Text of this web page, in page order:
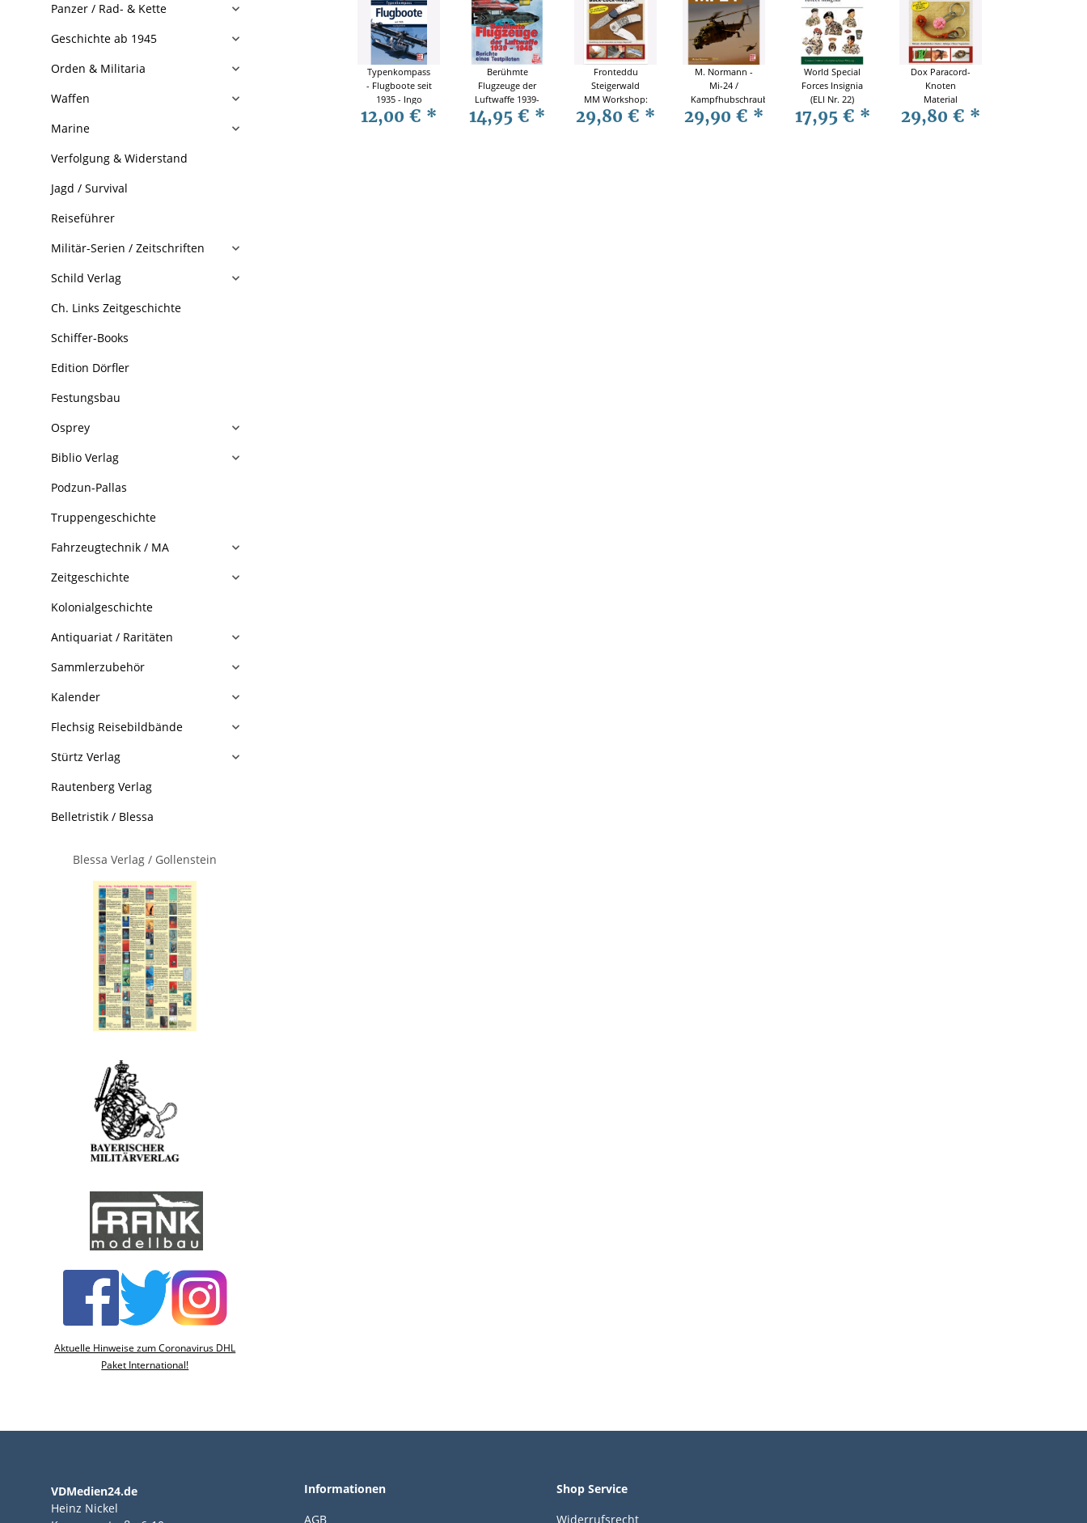
Typenkompass
- Flugboote seit
1935 - Ingo
Bauernfeind
12,00 € *
Berühmte
Flugzeuge der
Luftwaffe 1939-
1945 - Berichte
eines
14,95 € *
Fronteddu
Steigerwald
MM Workshop:
Back-Lock-
29,80 € *
M. Normann -
Mi-24 /
Kampfhubschrauber
Mil Mi-24
29,90 € *
World Special
Forces Insignia
(ELI Nr. 22)
Osprey Elite
17,95 € *
Dox Paracord-
Knoten
Material
Knüpftechniken
Knoten
29,80 € *
Panzer / Rad- & Kette
Geschichte ab 1945
Orden & Militaria
Waffen
Marine
Verfolgung & Widerstand
Jagd / Survival
Reiseführer
Militär-Serien / Zeitschriften
Schild Verlag
Ch. Links Zeitgeschichte
Schiffer-Books
Edition Dörfler
Festungsbau
Osprey
Biblio Verlag
Podzun-Pallas
Truppengeschichte
Fahrzeugtechnik / MA
Zeitgeschichte
Kolonialgeschichte
Antiquariat / Raritäten
Sammlerzubehör
Kalender
Flechsig Reisebildbände
Stürtz Verlag
Rautenberg Verlag
Belletristik / Blessa
Blessa Verlag / Gollenstein
Aktuelle Hinweise zum Coronavirus DHL
Paket International!
VDMedien24.de
Heinz Nickel
Informationen
AGB
Shop Service
Widerrufsrecht